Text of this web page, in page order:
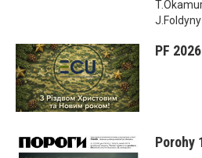
J.Foldyny
PF 2026
Porohy